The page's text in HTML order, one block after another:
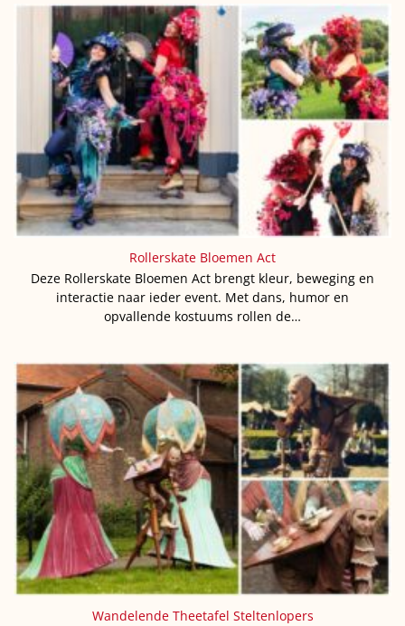
Rollerskate Bloemen Act
Deze Rollerskate Bloemen Act brengt kleur, beweging en
interactie naar ieder event. Met dans, humor en
opvallende kostuums rollen de…
Wandelende Theetafel Steltenlopers